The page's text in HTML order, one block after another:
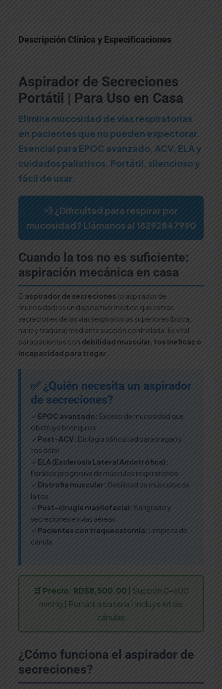
Descripción Clínica y Especificaciones
Aspirador de Secreciones
Portátil | Para Uso en Casa
Elimina mucosidad de vías respiratorias
en pacientes que no pueden expectorar.
Esencial para EPOC avanzado, ACV, ELA y
cuidados paliativos. Portátil, silencioso y
fácil de usar.
💨 ¿Dificultad para respirar por
mucosidad? Llámanos al 18292847990
Cuando la tos no es suficiente:
aspiración mecánica en casa
El aspirador de secreciones (o aspirador de
mucosidad) es un dispositivo médico que extrae
secreciones de las vías respiratorias superiores (boca,
nariz y traquea) mediante succión controlada. Es vital
para pacientes con debilidad muscular, tos ineficaz o
incapacidad para tragar
✅ ¿Quién necesita un aspirador
de secreciones?
✓ EPOC avanzado: Exceso de mucosidad que
obstruye bronquios
✓ Post-ACV: Disfagia (dificultad para tragar) y
tos débil
✓ ELA (Esclerosis Lateral Amiotrófica):
Parálisis progresiva de músculos respiratorios
✓ Distrofia muscular: Debilidad de músculos de
la tos
✓ Post-cirugía maxilofacial: Sangrado y
secreciones en vías aéreas
✓ Pacientes con traqueostomía: Limpieza de
cánula
🛒 Precio: RD$8,500.00 | Succión 0-600
mmHg | Portátil a batería | Incluye kit de
cánulas
¿Cómo funciona el aspirador de
secreciones?